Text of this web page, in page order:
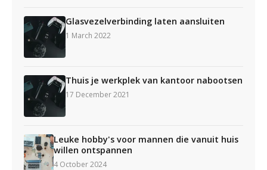
Glasvezelverbinding laten aansluiten
1 March 2022
Thuis je werkplek van kantoor nabootsen
17 December 2021
Leuke hobby's voor mannen die vanuit huis
willen ontspannen
4 October 2024